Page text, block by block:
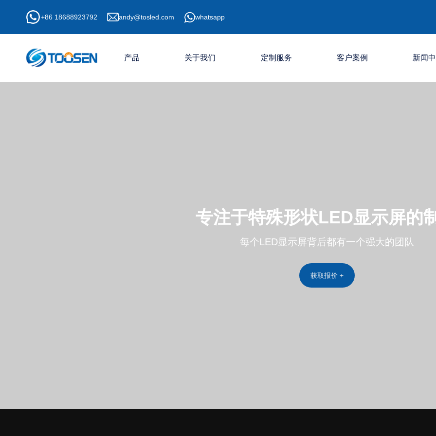
+86 18688923792 andy@tosled.com whatsapp
产品 关于我们 定制服务 客户案例 新闻
专注于特殊形状LED显示屏的
每个LED显示屏背后都有一个强大的团队
获取报价 +